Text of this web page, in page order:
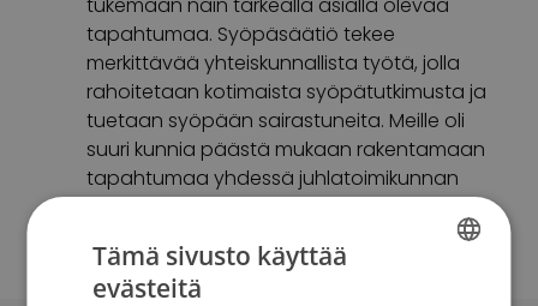
tapahtumaa. Syöpäsäätiö tekee
merkittävää yhteiskunnallista työtä, jolla
rahoitetaan kotimaista syöpätutkimusta ja
tuetaan syöpään sairastuneita. Meille oli
suuri kunnia päästä mukaan rakentamaan
tapahtumaa yhdessä juhlatoimikunnan
kanssa. Omasta puolestamme lämmin kiitos
Veikko Airas
ja Mila SaukkoPorsche Finlandilta.
Tämä sivusto käyttää
evästeitä